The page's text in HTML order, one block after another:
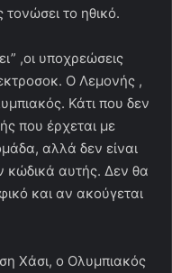
τονώσει το ηθικό.
,οι υποχρεώσεις
Ο Λεμονής ,
Κάτι που δεν
που έρχεται με
αλλά δεν είναι
κώδικά αυτής. Δεν θα
και αν ακούγεται
Χάσι, ο Ολυμπιακός